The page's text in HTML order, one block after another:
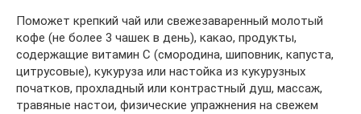
Поможет крепкий чай или свежезаваренный молотый
кофе (не более 3 чашек в день), какао, продукты,
содержащие витамин С (смородина, шиповник, капуста,
цитрусовые), кукуруза или настойка из кукурузных
початков, прохладный или контрастный душ, массаж,
травяные настои, физические упражнения на свежем